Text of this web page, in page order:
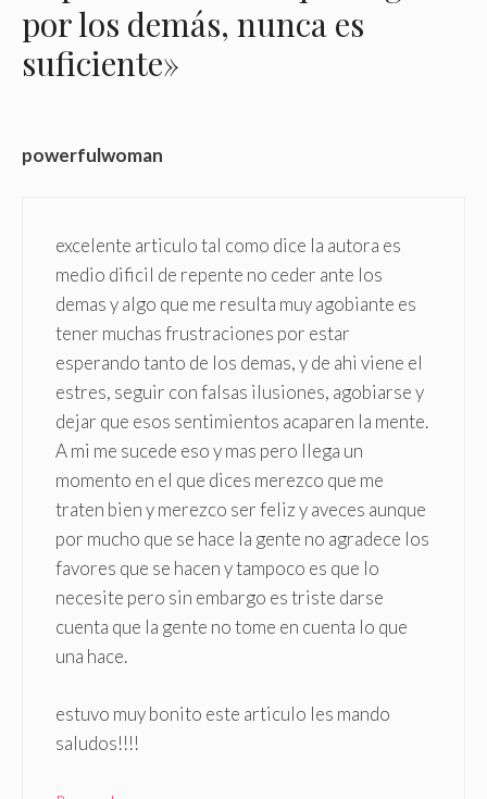
por los demás, nunca es
suficiente»
powerfulwoman
excelente articulo tal como dice la autora es
medio dificil de repente no ceder ante los
demas y algo que me resulta muy agobiante es
tener muchas frustraciones por estar
esperando tanto de los demas, y de ahi viene el
estres, seguir con falsas ilusiones, agobiarse y
dejar que esos sentimientos acaparen la mente.
A mi me sucede eso y mas pero llega un
momento en el que dices merezco que me
traten bien y merezco ser feliz y aveces aunque
por mucho que se hace la gente no agradece los
favores que se hacen y tampoco es que lo
necesite pero sin embargo es triste darse
cuenta que la gente no tome en cuenta lo que
una hace.
estuvo muy bonito este articulo les mando
saludos!!!!